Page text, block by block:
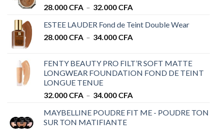
28.000 CFA – 32.000 CFA
prix :
28.000 CFA
ESTEE LAUDER Fond de Teint Double Wear
28.000 CFA – 34.000 CFA
28.000 CFA
à
FENTY BEAUTY PRO FILT’R SOFT MATTE
LONGWEAR FOUNDATION FOND DE TEINT
LONGUE TENUE
32.000 CFA – 34.000 CFA
prix :
MAYBELLINE POUDRE FIT ME - POUDRE TON
SUR TON MATIFIANTE